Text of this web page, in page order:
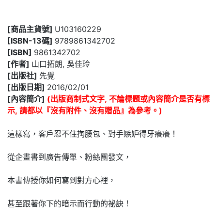
[商品主貨號] U103160229
[ISBN-13碼] 9789861342702
[ISBN] 9861342702
[作者]
山口拓朗, 吳佳玲
[出版社] 先覺
[出版日期] 2016/02/01
[內容簡介] (出版商制式文字, 不論標題或內容簡介是否有標
示, 請都以『沒有附件、沒有贈品』為參考。)
這樣寫，客戶忍不住掏腰包、對手嫉妒得牙癢癢！
從企畫書到廣告傳單、粉絲團發文，
本書傳授你如何寫到對方心裡，
甚至跟著你下的暗示而行動的祕訣！